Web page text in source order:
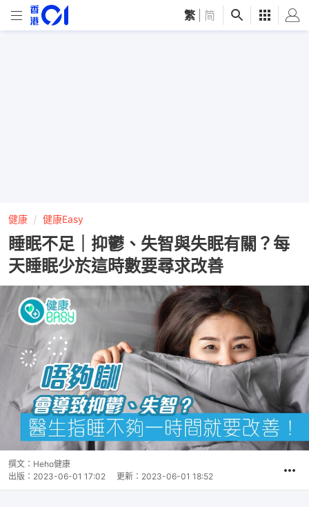
繁 简
健康 健康Easy
睡眠不足｜抑鬱、失智與失眠有關？每
天睡眠少於這時數要尋求改善
撰文： Heho健康
出版： 2023-06-01 17:02 更新： 2023-06-01 18:52